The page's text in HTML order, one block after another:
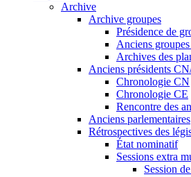
Archive
Archive groupes
Présidence de
Anciens
Archives des
Anciens présidents
Chronologie CN
Chronologie CE
Rencontre des
Anciens parlementaires
Rétrospectives des
État nominatif
Sessions extra
Session